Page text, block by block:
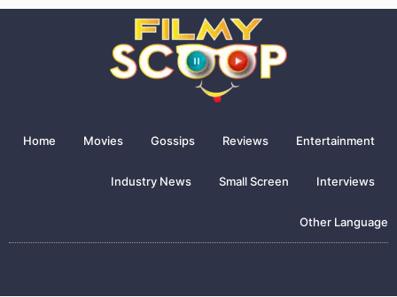
Home Movies Gossips Reviews Entertainment
Industry News Small Screen Interviews
Other Language